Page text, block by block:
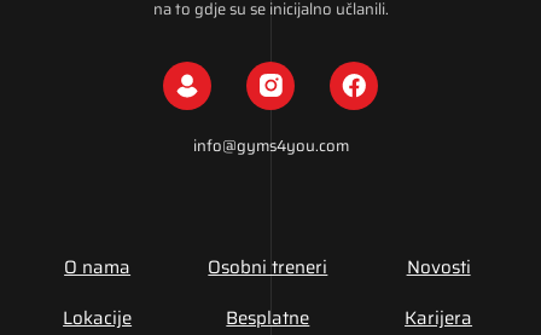
na to gdje su se inicijalno učlanili.
info@gyms4you.com
O nama
Lokacije
Osobni treneri
Besplatne
Novosti
Karijera